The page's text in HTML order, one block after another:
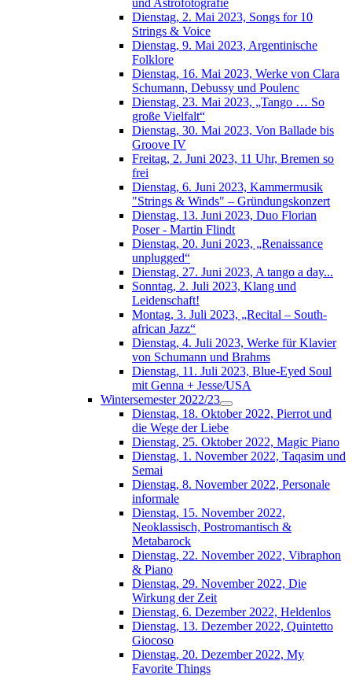
Dienstag, 2. Mai 2023, Songs for 10
Strings & Voice
Dienstag, 9. Mai 2023, Argentinische
Folklore
Dienstag, 16. Mai 2023, Werke von Clara
Schumann, Debussy und Poulenc
Dienstag, 23. Mai 2023, „Tango … So
große Vielfalt“
Dienstag, 30. Mai 2023, Von Ballade bis
Groove IV
Freitag, 2. Juni 2023, 11 Uhr, Bremen so
frei
Dienstag, 6. Juni 2023, Kammermusik
"Strings & Winds" – Gründungskonzert
Dienstag, 13. Juni 2023, Duo Florian
Poser - Martin Flindt
Dienstag, 20. Juni 2023, „Renaissance
unplugged“
Dienstag, 27. Juni 2023, A tango a day...
Sonntag, 2. Juli 2023, Klang und
Leidenschaft!
Montag, 3. Juli 2023, „Recital – South-
african Jazz“
Dienstag, 4. Juli 2023, Werke für Klavier
von Schumann und Brahms
Dienstag, 11. Juli 2023, Blue-Eyed Soul
mit Genna + Jesse/USA
Wintersemester 2022/23
Dienstag, 18. Oktober 2022, Pierrot und
die Wege der Liebe
Dienstag, 25. Oktober 2022, Magic Piano
Dienstag, 1. November 2022, Taqasim und
Semai
Dienstag, 8. November 2022, Personale
informale
Dienstag, 15. November 2022,
Neoklassisch, Postromantisch &
Metabarock
Dienstag, 22. November 2022, Vibraphon
& Piano
Dienstag, 29. November 2022, Die
Wirkung der Zeit
Dienstag, 6. Dezember 2022, Heldenlos
Dienstag, 13. Dezember 2022, Quintetto
Giocoso
Dienstag, 20. Dezember 2022, My
Favorite Things